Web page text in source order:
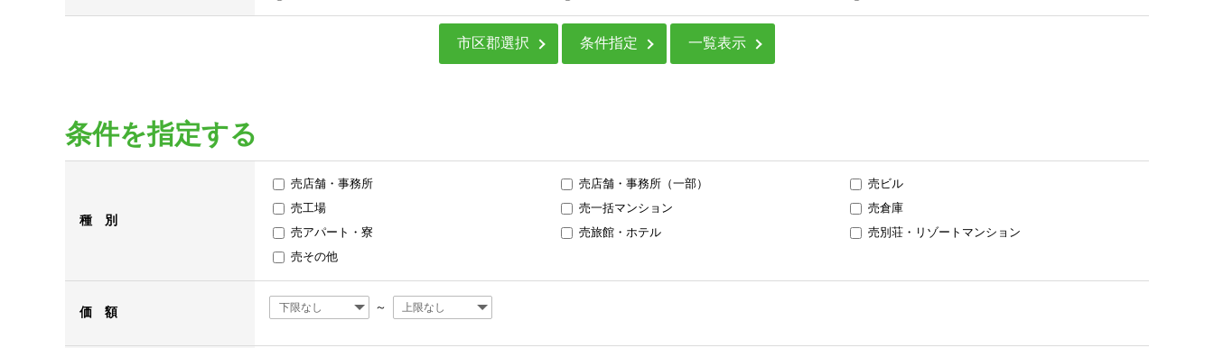
市区郡選択 条件指定 一覧表示
条件を指定する
種 別
売店舗・事務所 売店舗・事務所（一部）
売ビル
売工場
売一括マンション
売倉庫
売アパート・寮
売旅館・ホテル
売別荘・リゾートマンション
売その他
価 額 ～